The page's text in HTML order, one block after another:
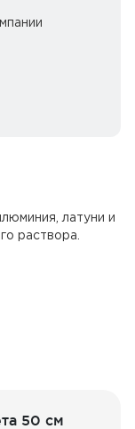
латуни и
раствора.
50 см